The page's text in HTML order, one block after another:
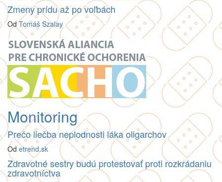
Zmeny prídu až po voľbách
OdTomáš Szalay
Monitoring
Prečo liečba neplodnosti láka oligarchov
Od etrend.sk
Zdravotné sestry budú protestovať proti rozkrádaniu
zdravotníctva